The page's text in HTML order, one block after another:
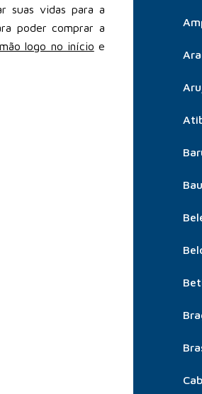
suas vidas para a
poder comprar a
logo no início e